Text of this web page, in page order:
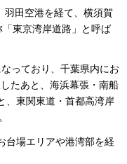
田空港を経て、横須賀
東京湾岸道路」と呼ば
っており、千葉県内にお
たあと、海浜幕張・南船
、東関東道・首都高湾岸
台場エリアや港湾部を経